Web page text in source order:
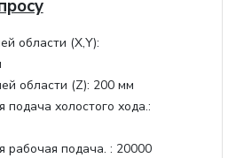
области (Х,Y):
области (Z): 200 мм
подача холостого хода.:
рабочая подача. : 20000